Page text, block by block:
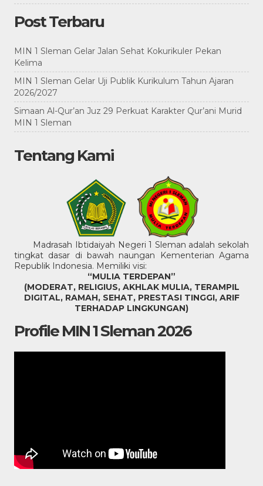
Post Terbaru
MIN 1 Sleman Gelar Jalan Sehat Kokurikuler Pekan
Kelima
MIN 1 Sleman Gelar Uji Publik Kurikulum Tahun Ajaran
2026/2027
Simaan Al-Qur’an Juz 29 Perkuat Karakter Qur’ani Murid
MIN 1 Sleman
Tentang Kami
Madrasah Ibtidaiyah Negeri 1 Sleman adalah sekolah
tingkat dasar di bawah naungan Kementerian Agama
Republik Indonesia. Memiliki visi:
“MULIA TERDEPAN”
(MODERAT, RELIGIUS, AKHLAK MULIA, TERAMPIL
DIGITAL, RAMAH, SEHAT, PRESTASI TINGGI, ARIF
TERHADAP LINGKUNGAN)
Profile MIN 1 Sleman 2026